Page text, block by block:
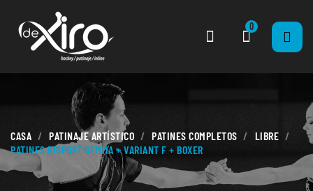
0
CASA PATINAJE ARTÍSTICO PATINES COMPLETOS
LIBRE
PATINES RISPORT GEMMA + VARIANT F + BOXER